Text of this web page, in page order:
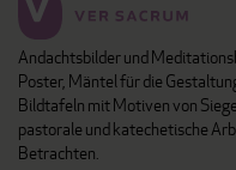
Andachtsbilder und
Poster, Mäntel für die
Bildtafeln mit Motiven von
pastorale und katechetische
Betrachten.